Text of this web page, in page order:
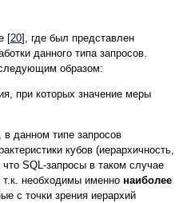
[20], где был представлен
данного типа запросов.
образом:
при которых значение меры
в данном типе запросов
кубов (иерархичность,
SQL-запросы в таком случае
необходимы именно наиболее
с точки зрения иерархий